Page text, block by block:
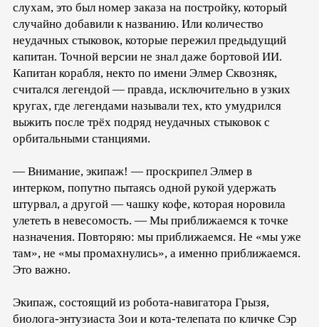
слухам, это был номер заказа на постройку, который
случайно добавили к названию. Или количество
неудачных стыковок, которые пережил предыдущий
капитан. Точной версии не знал даже бортовой ИИ.
Капитан корабля, некто по имени Элмер Сквозняк,
считался легендой — правда, исключительно в узких
кругах, где легендами называли тех, кто умудрился
выжить после трёх подряд неудачных стыковок с
орбитальными станциями.
— Внимание, экипаж! — проскрипел Элмер в
интерком, попутно пытаясь одной рукой удержать
штурвал, а другой — чашку кофе, которая норовила
улететь в невесомость. — Мы приближаемся к точке
назначения. Повторяю: мы приближаемся. Не «мы уже
там», не «мы промахнулись», а именно приближаемся.
Это важно.
Экипаж, состоящий из робота-навигатора Грызя,
биолога-энтузиаста Зои и кота-телепата по кличке Сэр